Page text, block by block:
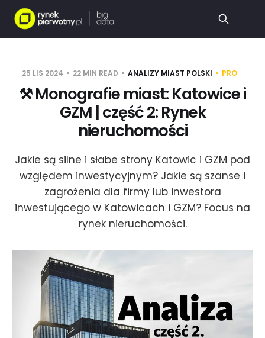
25 LIS 2024 22 MIN READ ANALIZY MIAST POLSKI PRO
⚒️ Monografie miast: Katowice i
GZM | część 2: Rynek
nieruchomości
Jakie są silne i słabe strony Katowic i GZM pod
względem inwestycyjnym? Jakie są szanse i
zagrożenia dla firmy lub inwestora
inwestującego w Katowicach i GZM? Focus na
rynek nieruchomości.